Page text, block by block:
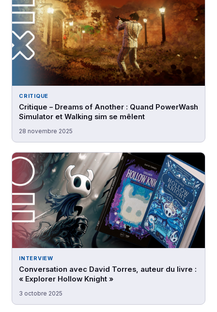
CRITIQUE
Critique – Dreams of Another : Quand PowerWash
Simulator et Walking sim se mêlent
28 novembre 2025
INTERVIEW
Conversation avec David Torres, auteur du livre :
« Explorer Hollow Knight »
3 octobre 2025